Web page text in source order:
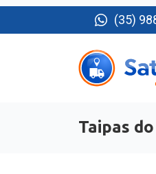
(35)
Taipas